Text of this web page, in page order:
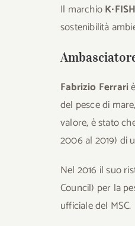
Il marchioK∙FISH
sostenibilità
Fabrizio Ferrari
del pesce di
valore, è stato
2006 al 2019) di
Nel 2016 il suo
Council) per la
ufficiale del MSC.